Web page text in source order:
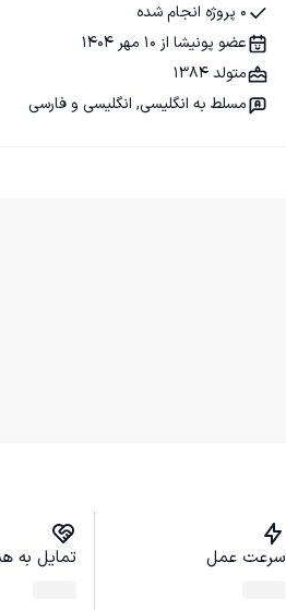
0 پروژه انجام شده
عضو پونیشا از 10 مهر 1404
متولد 1384
مسلط به انگلیسی, انگلیسی و فارسی
سرعت عمل تمایل به